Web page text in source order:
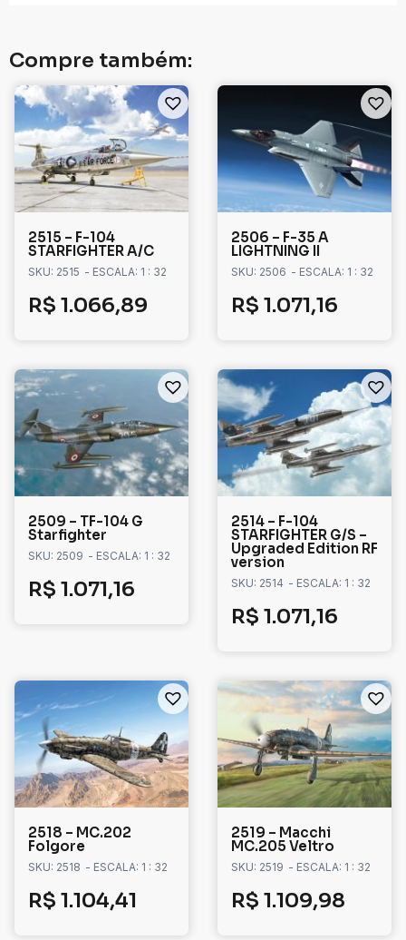
Compre também:
2515 – F-104
STARFIGHTER A/C
SKU: 2515 - ESCALA: 1 : 32
R$ 1.066,89
2506 – F-35 A
LIGHTNING II
SKU: 2506 - ESCALA: 1 : 32
R$ 1.071,16
2509 – TF-104 G
Starfighter
SKU: 2509 - ESCALA: 1 : 32
R$ 1.071,16
2514 – F-104
STARFIGHTER G/S –
Upgraded Edition RF
version
SKU: 2514 - ESCALA: 1 : 32
R$ 1.071,16
2518 – MC.202
Folgore
SKU: 2518 - ESCALA: 1 : 32
R$ 1.104,41
2519 – Macchi
MC.205 Veltro
SKU: 2519 - ESCALA: 1 : 32
R$ 1.109,98